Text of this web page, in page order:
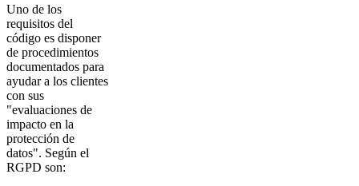
Uno de los
requisitos del
código es disponer
de procedimientos
documentados para
ayudar a los clientes
con sus
"evaluaciones de
impacto en la
protección de
datos". Según el
RGPD son: